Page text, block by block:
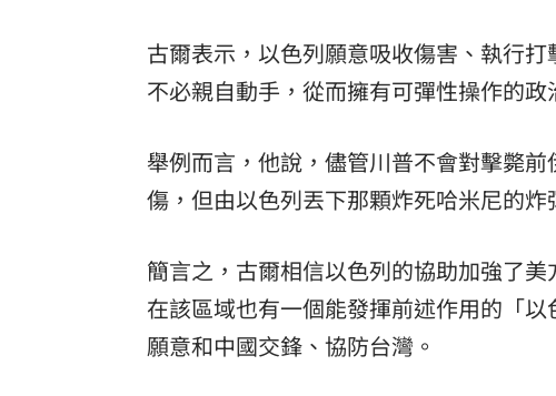
古爾表示，以色列願意吸收傷害、執行
不必親自動手，從而擁有可彈性操作的政
舉例而言，他說，儘管川普不會對擊斃
傷，但由以色列丟下那顆炸死哈米尼的
簡言之，古爾相信以色列的協助加強了
在該區域也有一個能發揮前述作用的「
願意和中國交鋒、協防台灣。